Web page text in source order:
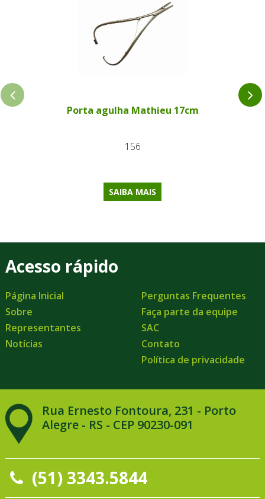
Porta agulha Mathieu 17cm
156
SAIBA MAIS
Acesso rápido
Página Inicial
Sobre
Representantes
Notícias
Perguntas Frequentes
Faça parte da equipe
SAC
Contato
Política de privacidade
Rua Ernesto Fontoura, 231 - Porto
Alegre - RS - CEP 90230-091
(51) 3343.5844